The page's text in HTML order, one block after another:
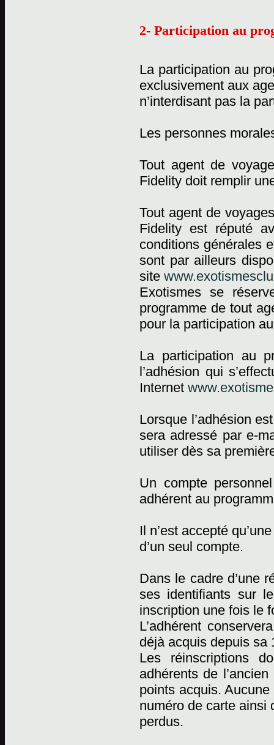
2- Participation au
La participation au
exclusivement aux
n’interdisant pas la
Les personnes
Tout agent de
Fidelity doit remplir
Tout agent de
Fidelity est réputé
conditions générales
sont par ailleurs
site
Exotismes se
programme de tout
pour la participation
La participation au
l’adhésion qui
Internet
Lorsque l’adhésion
sera adressé par e-
utiliser dès sa
Un compte
adhérent au
Il n’est accepté
d’un seul compte.
Dans le cadre d’une
ses identifiants sur
inscription une fois le
L’adhérent
déjà acquis depuis sa
Les réinscriptions
adhérents de
points acquis.
numéro de carte ainsi
perdus.